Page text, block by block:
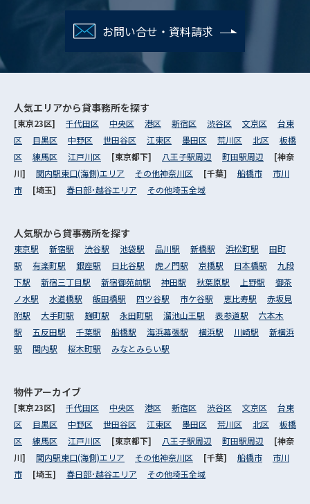
お問い合せ・資料請求
人気エリアから貸事務所を探す
[東京23区] 千代田区 中央区 港区 新宿区 渋谷区 文京区
台東
区
目黒区 中野区 世田谷区 江東区 墨田区 荒川区 北区
板橋
区
練馬区 江戸川区 [東京都下] 八王子駅周辺 町田駅周辺
[神奈
川] 関内駅東口(海側)エリア その他神奈川区 [千葉] 船橋市
市川
市
[埼玉] 春日部･越谷エリア その他埼玉全域
人気駅から貸事務所を探す
東京駅 新宿駅 渋谷駅 池袋駅 品川駅 新橋駅 浜松町駅
田町
駅
有楽町駅 銀座駅 日比谷駅 虎ノ門駅 京橋駅 日本橋駅
九段
下駅
新宿三丁目駅 新宿御苑前駅 神田駅 秋葉原駅 上野駅
御茶
ノ水駅
水道橋駅 飯田橋駅 四ツ谷駅 市ケ谷駅 恵比寿駅
赤坂見
附駅
大手町駅 麹町駅 永田町駅 溜池山王駅 表参道駅
六本木
駅
五反田駅 千葉駅 船橋駅 海浜幕張駅 横浜駅 川崎駅
新横浜
駅
関内駅 桜木町駅 みなとみらい駅
物件アーカイブ
[東京23区] 千代田区 中央区 港区 新宿区 渋谷区 文京区
台東
区
目黒区 中野区 世田谷区 江東区 墨田区 荒川区 北区
板橋
区
練馬区 江戸川区 [東京都下] 八王子駅周辺 町田駅周辺
[神奈
川] 関内駅東口(海側)エリア その他神奈川区 [千葉] 船橋市
市川
市
[埼玉] 春日部･越谷エリア その他埼玉全域